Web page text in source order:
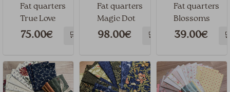
Fat quarters
True Love
75.00€ 🛒
Fat quarters
Magic Dot
98.00€ 🛒
Fat quarters
Blossoms
&Blooms
39.00€